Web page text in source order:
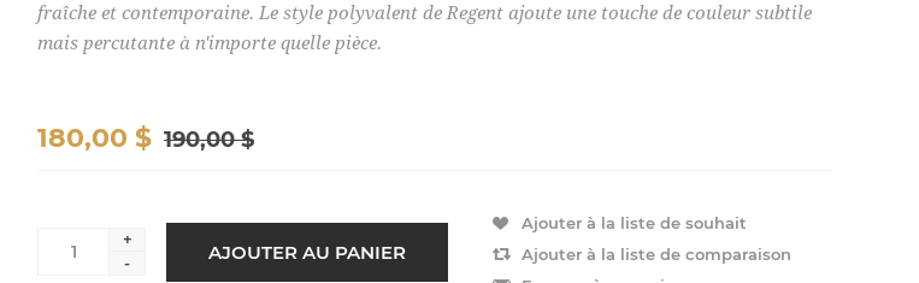
fraîche et contemporaine. Le style polyvalent de Regent ajoute une touche de couleur subtile
mais percutante à n'importe quelle pièce.
190,00 $
180,00 $
+
-